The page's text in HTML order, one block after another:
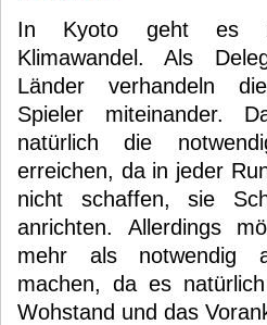
In Kyoto geht es
Klimawandel. Als
Länder verhandeln
Spieler miteinander.
natürlich die
erreichen, da in jeder
nicht schaffen, sie
anrichten. Allerdings
mehr als notwendig
machen, da es
Wohstand und das